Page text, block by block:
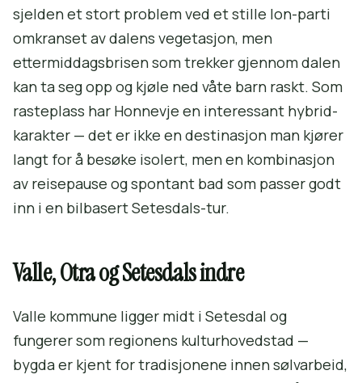
sjelden et stort problem ved et stille lon-parti
omkranset av dalens vegetasjon, men
ettermiddagsbrisen som trekker gjennom dalen
kan ta seg opp og kjøle ned våte barn raskt. Som
rasteplass har Honnevje en interessant hybrid-
karakter — det er ikke en destinasjon man kjører
langt for å besøke isolert, men en kombinasjon
av reisepause og spontant bad som passer godt
inn i en bilbasert Setesdals-tur.
Valle, Otra og Setesdals indre
Valle kommune ligger midt i Setesdal og
fungerer som regionens kulturhovedstad —
bygda er kjent for tradisjonene innen sølvarbeid,